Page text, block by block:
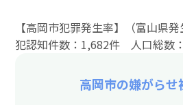
【高岡市犯罪発生率】（富山県
犯認知件数：1,682件 人口総数
高岡市の嫌がらせ